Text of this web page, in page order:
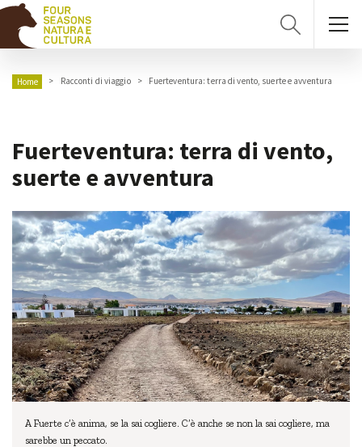
Home Racconti di viaggio Fuerteventura: terra di vento, suerte e avventura
Fuerteventura: terra di vento,
suerte e avventura
A Fuerte c’è anima, se la sai cogliere. C’è anche se non la sai cogliere, ma
sarebbe un peccato.